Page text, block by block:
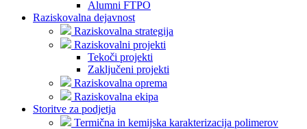
Alumni FTPO
Raziskovalna dejavnost
Raziskovalna strategija
Raziskovalni projekti
Tekoči projekti
Zaključeni projekti
Raziskovalna oprema
Raziskovalna ekipa
Storitve za podjetja
Termična in kemijska karakterizacija polimerov